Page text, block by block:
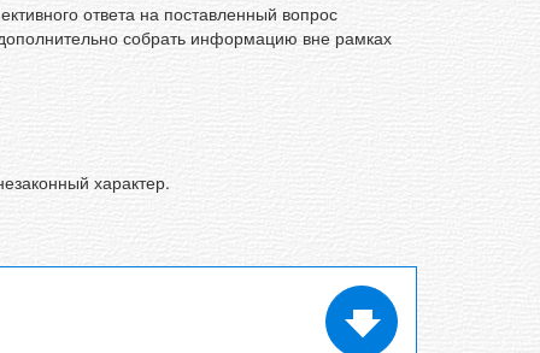
ответа на поставленный вопрос
собрать информацию вне рамках
характер.